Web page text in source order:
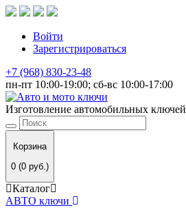
Войти
Зарегистрироваться
+7 (968) 830-23-48
пн-пт 10:00-19:00; сб-вс 10:00-17:00
Изготовление автомобильных ключей
Корзина
0 (0 руб.)
Каталог
АВТО ключи